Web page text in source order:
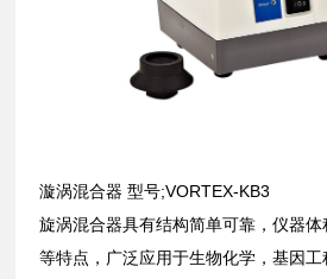
漩涡混合器 型号;VORTEX-KB3
旋涡混合器具有结构简单可靠，仪器
等特点，广泛应用于生物化学，基因工